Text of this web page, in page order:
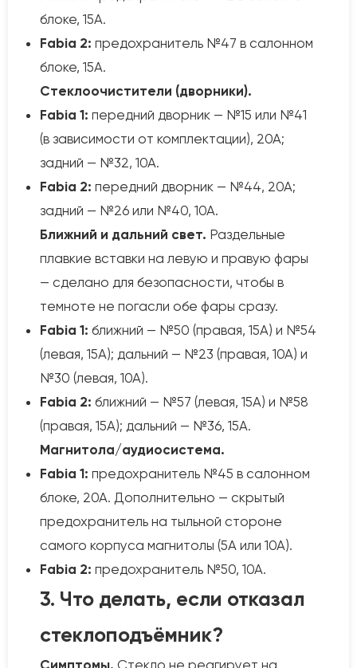
блоке, 15А.
Fabia 2: предохранитель №47 в салонном
блоке, 15А.
Стеклоочистители (дворники).
Fabia 1: передний дворник — №15 или №41
(в зависимости от комплектации), 20А;
задний — №32, 10А.
Fabia 2: передний дворник — №44, 20А;
задний — №26 или №40, 10А.
Ближний и дальний свет. Раздельные
плавкие вставки на левую и правую фары
— сделано для безопасности, чтобы в
темноте не погасли обе фары сразу.
Fabia 1: ближний — №50 (правая, 15А) и №54
(левая, 15А); дальний — №23 (правая, 10А) и
№30 (левая, 10А).
Fabia 2: ближний — №57 (левая, 15А) и №58
(правая, 15А); дальний — №36, 15А.
Магнитола/аудиосистема.
Fabia 1: предохранитель №45 в салонном
блоке, 20А. Дополнительно — скрытый
предохранитель на тыльной стороне
самого корпуса магнитолы (5А или 10А).
Fabia 2: предохранитель №50, 10А.
3. Что делать, если отказал
стеклоподъёмник?